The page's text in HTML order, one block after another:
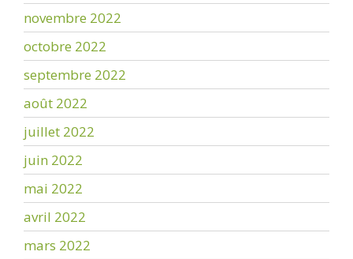
novembre 2022
octobre 2022
septembre 2022
août 2022
juillet 2022
juin 2022
mai 2022
avril 2022
mars 2022